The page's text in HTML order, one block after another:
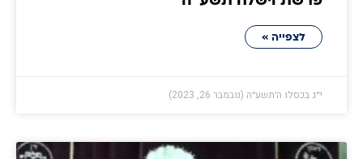
לצפייה »
י״ג בכסלו ה׳תשע״ה (נובמבר 26, 2023)